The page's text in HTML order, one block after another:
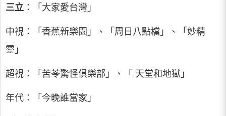
三立 ：「大家愛台灣」
中視：「香蕉新樂園」、「周日八點檔」、「妙精
靈」
超視：「苦苓驚怪俱樂部」、「 天堂和地獄」
年代：「今晚誰當家」